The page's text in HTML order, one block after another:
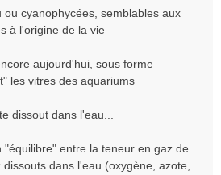
cyanophycées, semblables aux
à l'origine de la vie
aujourd'hui, sous forme
les vitres des aquariums
dissout dans l'eau...
entre la teneur en gaz de
dissouts dans l'eau (oxygène, azote,